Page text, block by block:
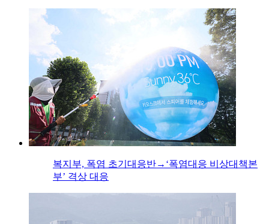
복지부, 폭염 초기대응반→‘폭염대응 비상대책본
부’ 격상 대응